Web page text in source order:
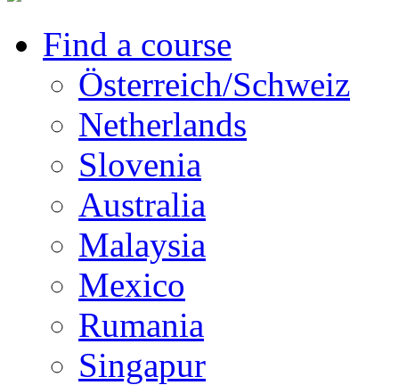
Find a course
Österreich/Schweiz
Netherlands
Slovenia
Australia
Malaysia
Mexico
Rumania
Singapur